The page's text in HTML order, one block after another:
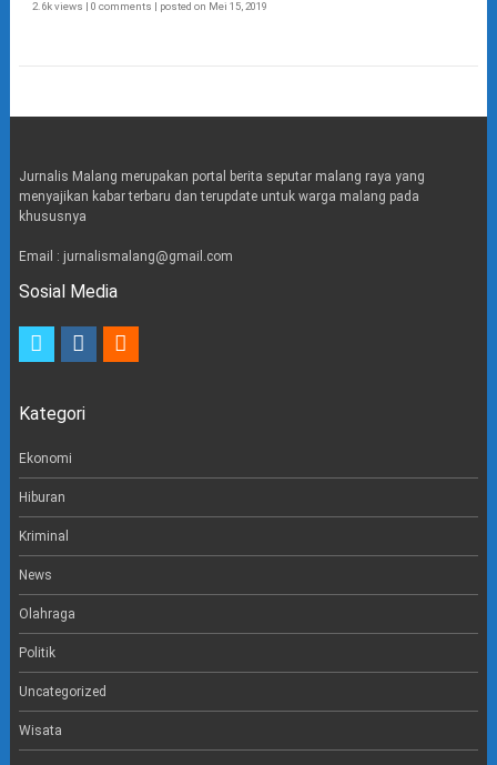
2.6k views | 0 comments | posted on Mei 15, 2019
Jurnalis Malang merupakan portal berita seputar malang raya yang
menyajikan kabar terbaru dan terupdate untuk warga malang pada
khususnya
Email : jurnalismalang@gmail.com
Sosial Media
t
r
a
a
Kategori
Ekonomi
Hiburan
Kriminal
News
Olahraga
Politik
Uncategorized
Wisata